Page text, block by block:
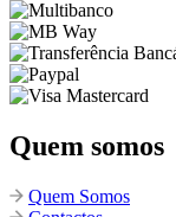
Quem somos
Quem Somos